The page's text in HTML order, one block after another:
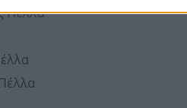
Πέλλα